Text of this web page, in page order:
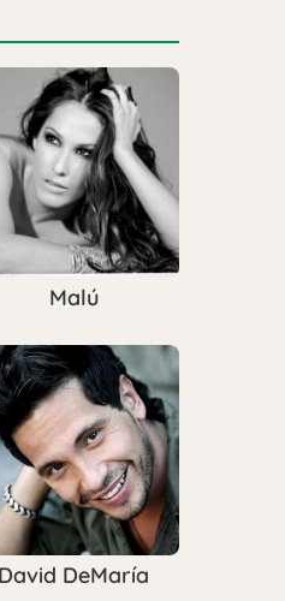
Malú
David DeMaría